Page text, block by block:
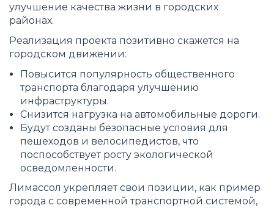
улучшение качества жизни в городских
районах.
Реализация проекта позитивно скажется на
городском движении:
Повысится популярность общественного
транспорта благодаря улучшению
инфраструктуры.
Снизится нагрузка на автомобильные дороги.
Будут созданы безопасные условия для
пешеходов и велосипедистов, что
поспособствует росту экологической
осведомленности.
Лимассол укрепляет свои позиции, как пример
города с современной транспортной системой,